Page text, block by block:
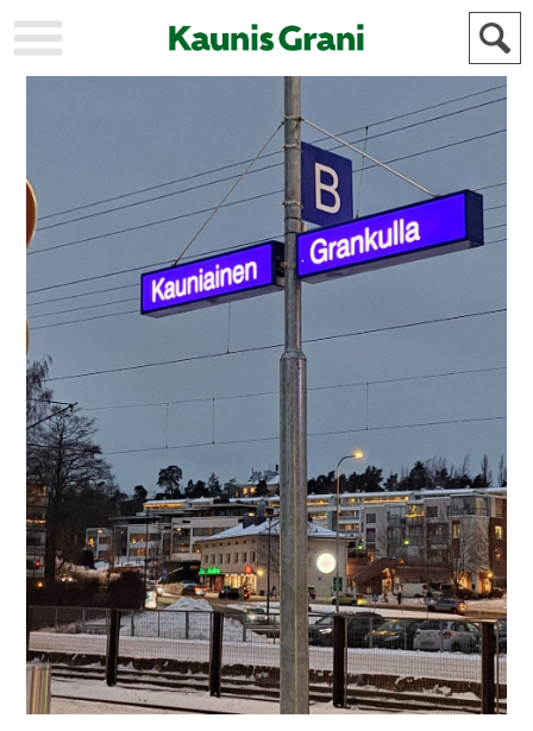
AKTUELLT
IDROTT
KULTTUURI
KULTUR
HISTORIA
HISTORIA
YLEINEN
ALLMÄN
MAINOSTAJILLE
ANNONSÖRER